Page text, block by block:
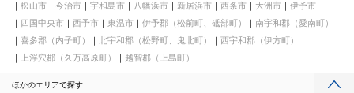
松山市 今治市 宇和島市 八幡浜市 新居浜市 西条市 大洲市
伊予市
四国中央市
西予市 東温市 伊予郡（松前町、砥部町）
南宇和郡（愛南町）
喜多郡（内子町）
北宇和郡（松野町、鬼北町）
西宇和郡（伊方町）
上浮穴郡（久万高原町）
越智郡（上島町）
ほかのエリアで探す